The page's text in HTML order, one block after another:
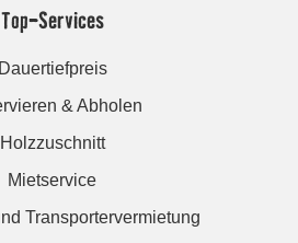
Top-Services
Dauertiefpreis
& Abholen
Holzzuschnitt
Mietservice
Transportervermietung